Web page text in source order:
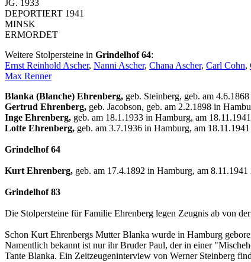
JG. 1933
DEPORTIERT 1941
MINSK
ERMORDET
Weitere Stolpersteine in Grindelhof 64:
Ernst Reinhold Ascher, Nanni Ascher, Chana Ascher, Carl Cohn,
Max Renner
Blanka (Blanche) Ehrenberg, geb. Steinberg, geb. am
Gertrud Ehrenberg, geb. Jacobson, geb. am 2.2.1898 in
Inge Ehrenberg, geb. am 18.1.1933 in Hamburg, am
Lotte Ehrenberg, geb. am 3.7.1936 in Hamburg, am
Grindelhof 64
Kurt Ehrenberg, geb. am 17.4.1892 in Hamburg, am
Grindelhof 83
Die Stolpersteine für Familie Ehrenberg legen Zeugnis ab von
Schon Kurt Ehrenbergs Mutter Blanka wurde in Hamburg
Namentlich bekannt ist nur ihr Bruder Paul, der in einer
Tante Blanka. Ein Zeitzeugeninterview von Werner Steinberg